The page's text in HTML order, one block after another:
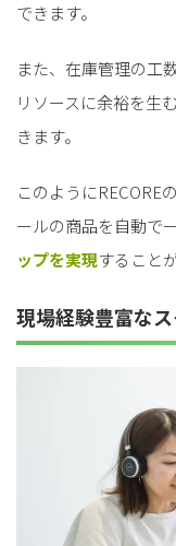
できます。
また、在庫管理の工
リソースに余裕を生
きます。
このようにRECORE
ールの商品を自動で
ップを実現すること
現場経験豊富な